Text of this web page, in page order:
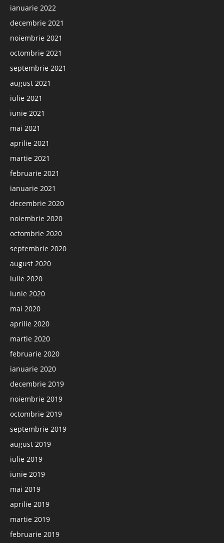
ianuarie 2022
decembrie 2021
noiembrie 2021
octombrie 2021
septembrie 2021
august 2021
iulie 2021
iunie 2021
mai 2021
aprilie 2021
martie 2021
februarie 2021
ianuarie 2021
decembrie 2020
noiembrie 2020
octombrie 2020
septembrie 2020
august 2020
iulie 2020
iunie 2020
mai 2020
aprilie 2020
martie 2020
februarie 2020
ianuarie 2020
decembrie 2019
noiembrie 2019
octombrie 2019
septembrie 2019
august 2019
iulie 2019
iunie 2019
mai 2019
aprilie 2019
martie 2019
februarie 2019